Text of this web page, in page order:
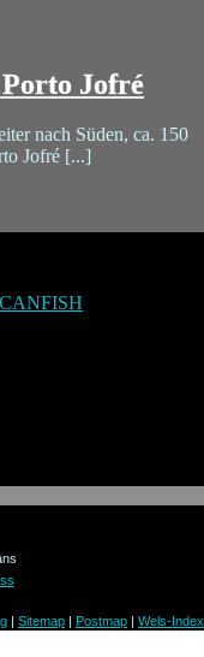
Jofré
nach Süden, ca. 150
Jofré [...]
Sitemap Postmap Wels-Index